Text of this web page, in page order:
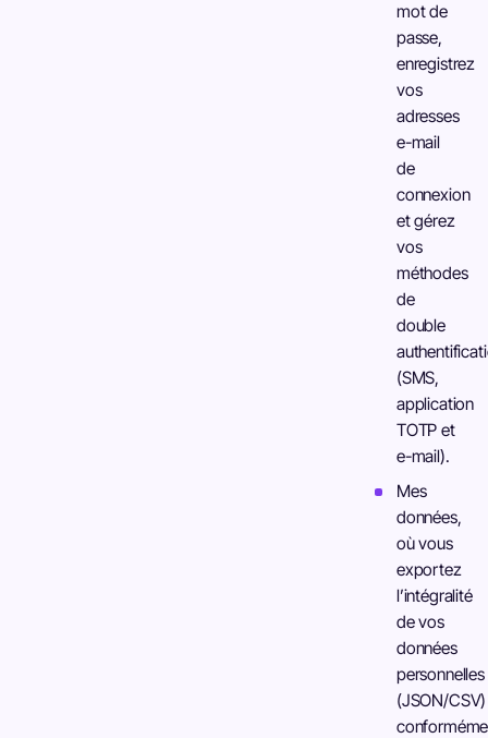
mot de
passe,
enregistrez
vos
adresses
e-mail
de
connexion
et gérez
vos
méthodes
de
double
(SMS,
application
TOTP et
e-mail).
Mes
données,
où vous
exportez
l’intégralité
de vos
données
personnelles
(JSON/CSV)